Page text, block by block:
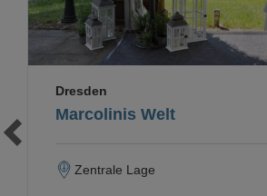
Marcolinis Welt
Dresden
Zentrale Lage